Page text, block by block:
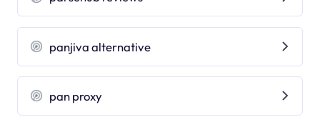
panjiva alternative
pan proxy